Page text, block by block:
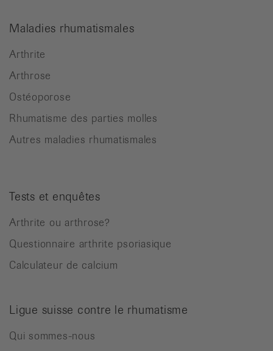
Maladies rhumatismales
Arthrite
Arthrose
Ostéoporose
Rhumatisme des parties molles
Autres maladies rhumatismales
Tests et enquêtes
Arthrite ou arthrose?
Questionnaire arthrite psoriasique
Calculateur de calcium
Ligue suisse contre le rhumatisme
Qui sommes-nous